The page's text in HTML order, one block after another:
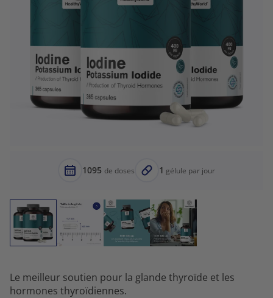
1095 de doses 1 gélule par jour
Le meilleur soutien pour la glande thyroïde et les
hormones thyroïdiennes.